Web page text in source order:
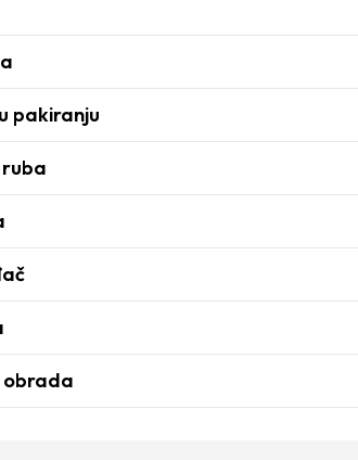
pakiranju
obrada